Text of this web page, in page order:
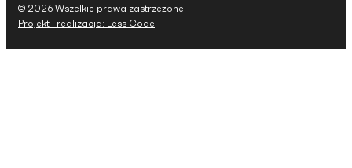
© 2026 Wszelkie prawa zastrzeżone
Projekt i realizacja: Less Code